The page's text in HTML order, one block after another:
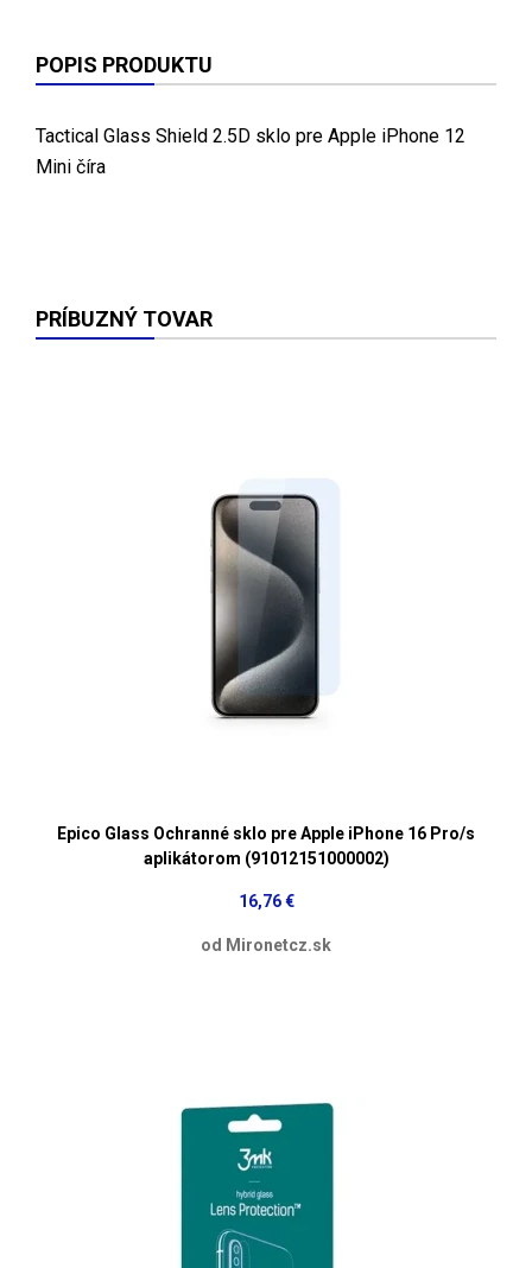
POPIS PRODUKTU
Tactical Glass Shield 2.5D sklo pre Apple iPhone 12
Mini číra
PRÍBUZNÝ TOVAR
Epico Glass Ochranné sklo pre Apple iPhone 16 Pro/s
aplikátorom (91012151000002)
16,76 €
od Mironetcz.sk